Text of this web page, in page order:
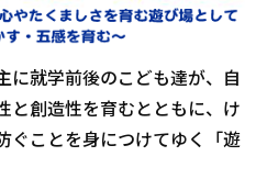
に就学前後のこども達が、自
と創造性を育むとともに、け
ぐことを身につけてゆく「遊